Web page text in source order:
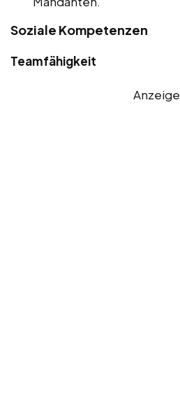
Soziale Kompetenzen
Teamfähigkeit
Anzeige